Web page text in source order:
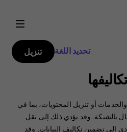
تحديد اللغة تنزيل
أو تنزيل المحتويات، بما في
بالشبكة. وقد يؤدي ذلك إلى نقل
إلى تضمين تكاليف البيانات. وقد